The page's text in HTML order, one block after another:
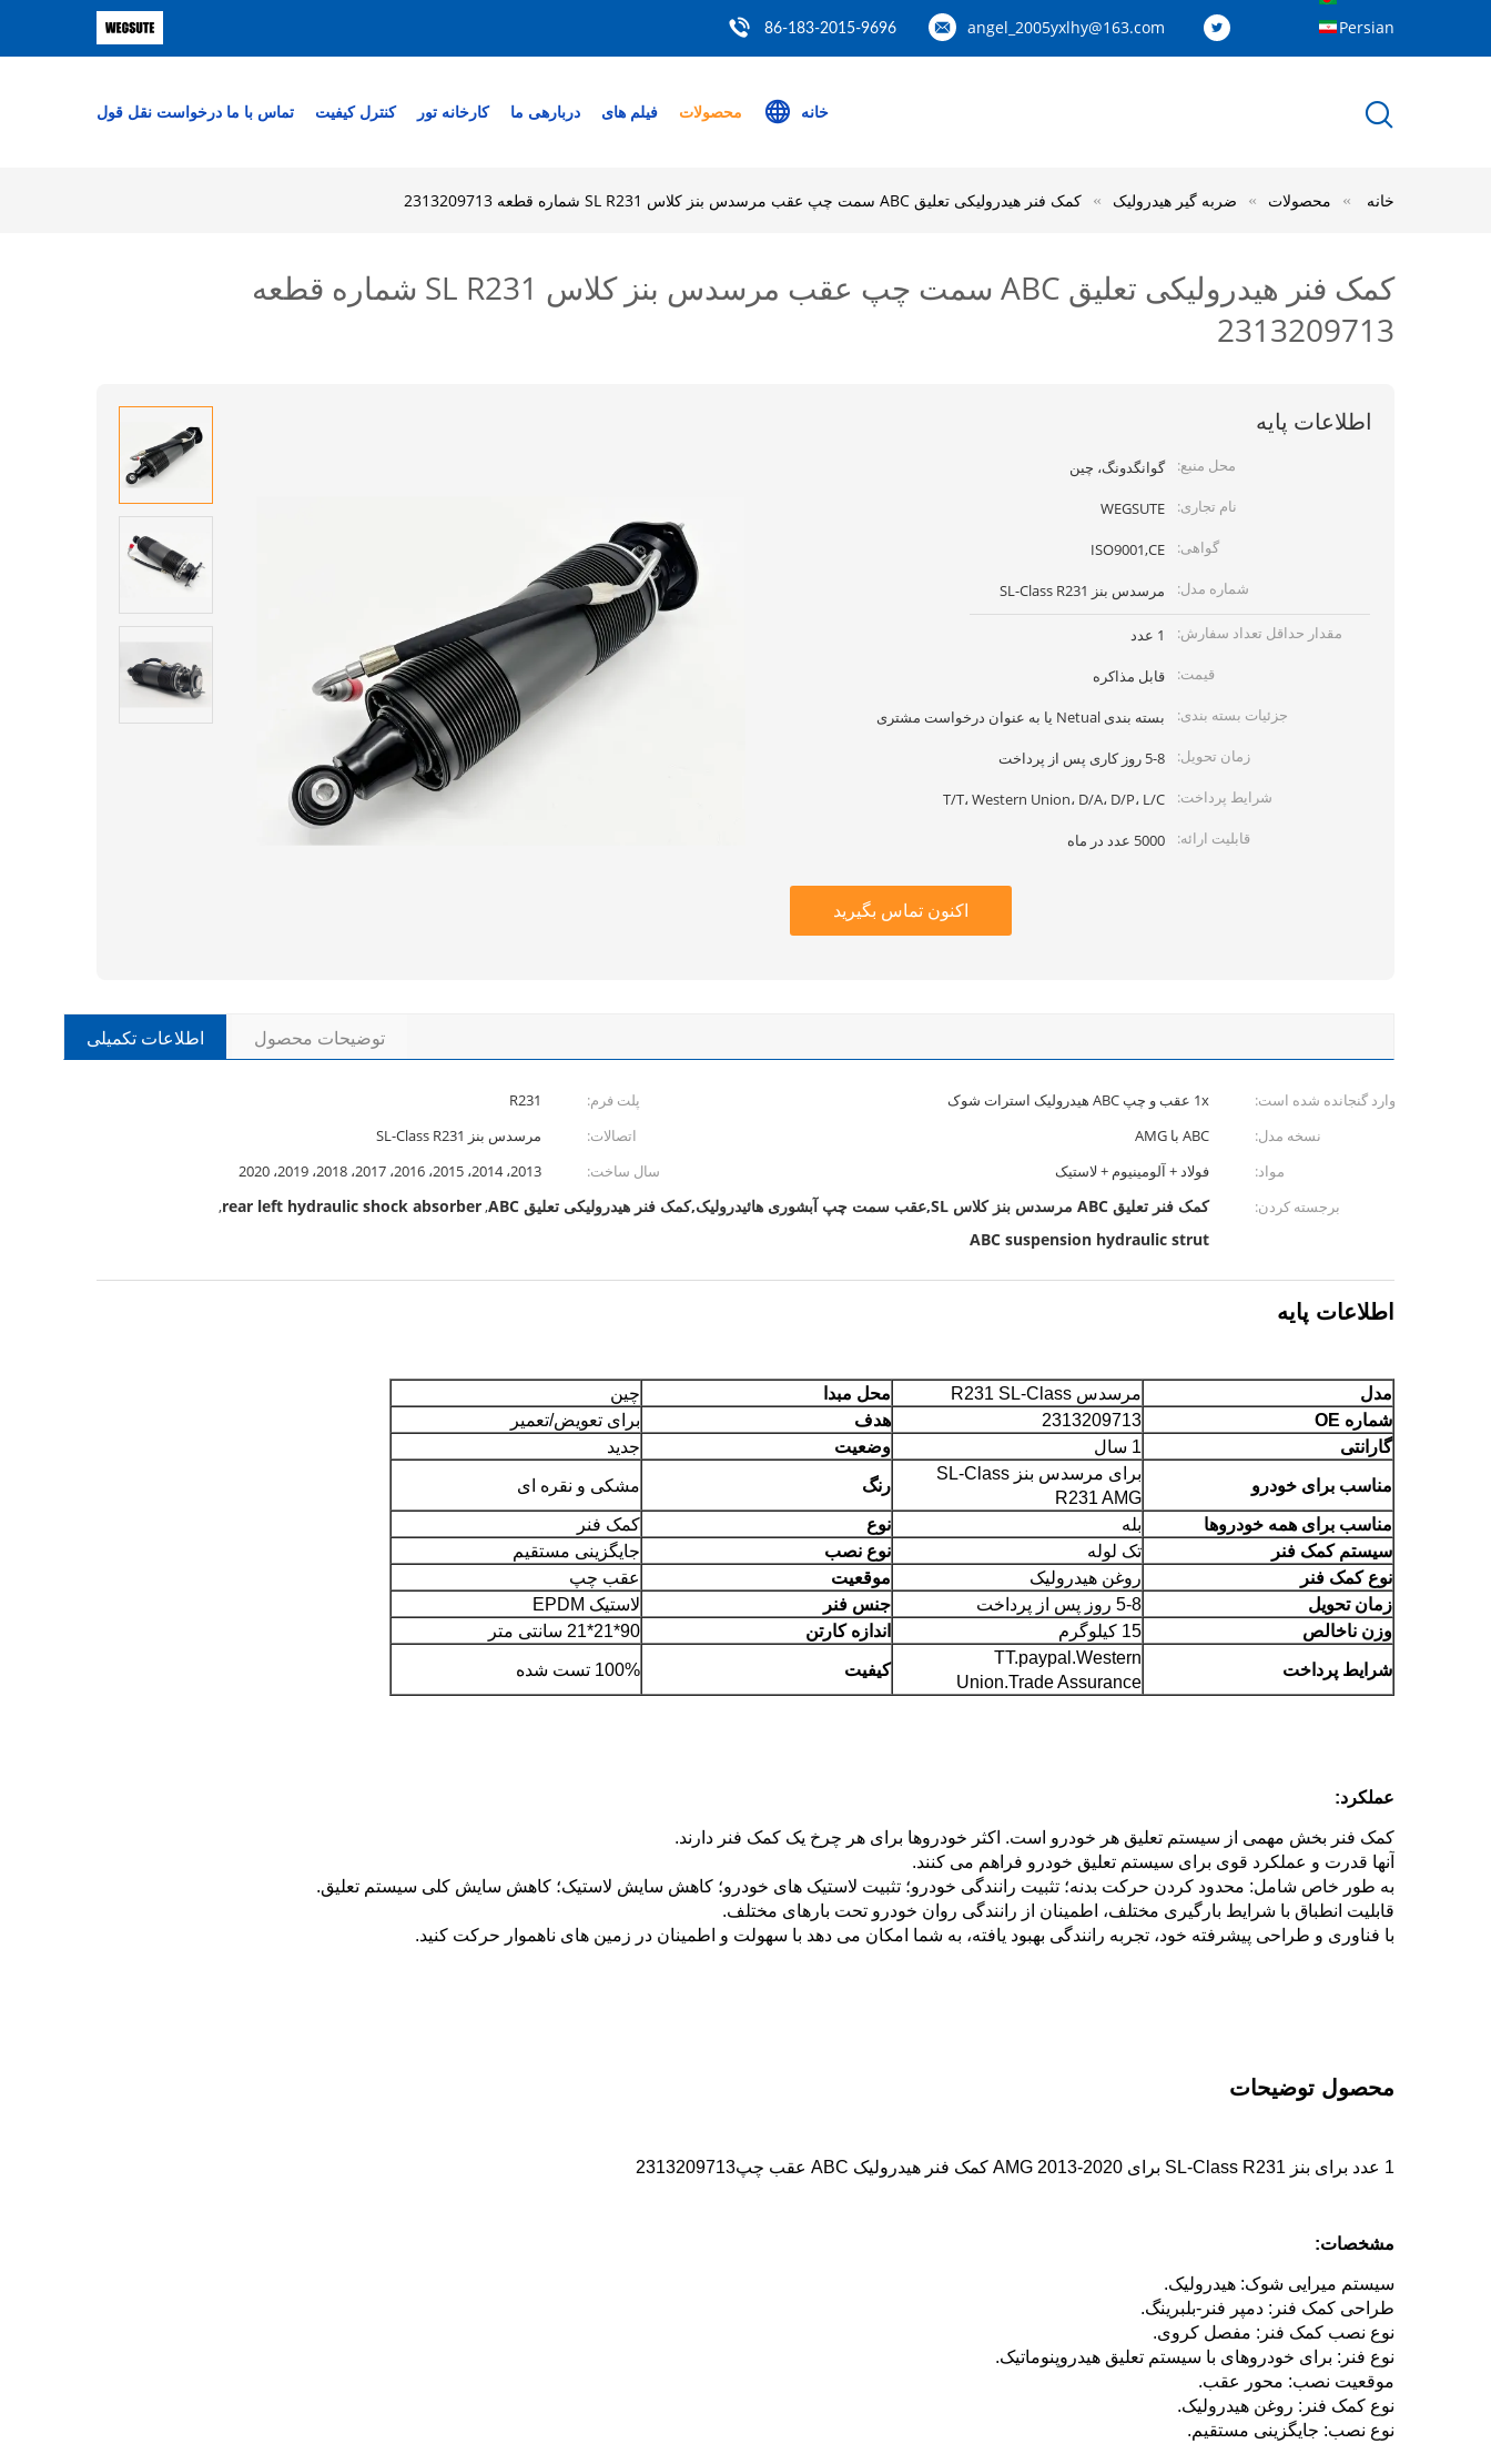
angel_2005yxlhy@163.com
86-183-2015-9696 Persian
خانه محصولات فیلم های دربارهی ما کارخانه تور کنترل کیفیت تماس با ما درخواست نقل قول
خانه محصولات ضربه گیر هیدرولیک کمک فنر هیدرولیکی تعلیق ABC سمت چپ عقب مرسدس بنز کلاس SL R231 شماره قطعه 2313209713
کمک فنر هیدرولیکی تعلیق ABC سمت چپ عقب مرسدس بنز کلاس SL R231 شماره قطعه
2313209713
اطلاعات پایه
محل منبع:
گوانگدونگ، چین
نام تجاری:
WEGSUTE
گواهی:
ISO9001,CE
شماره مدل:
مرسدس بنز SL-Class R231
مقدار حداقل تعداد سفارش:
1 عدد
قیمت:
قابل مذاکره
جزئیات بسته بندی:
بسته بندی Netual یا به عنوان درخواست مشتری
زمان تحویل:
5-8 روز کاری پس از پرداخت
شرایط پرداخت:
T/T، Western Union، D/A، D/P، L/C
قابلیت ارائه:
5000 عدد در ماه
اکنون تماس بگیرید
اطلاعات تکمیلی توضیحات محصول
موارد گنجانده شده است: 1x عقب و چپ ABC هیدرولیک استرات شوک پلت فرم:
R231
نسخه مدل:
ABC با AMG اتصالات:
مرسدس بنز SL-Class R231
مواد:
فولاد + آلومینیوم + لاستیک سال ساخت:
2013، 2014، 2015، 2016، 2017، 2018، 2019، 2020
برجسته کردن:
کمک فنر تعلیق ABC مرسدس بنز کلاس SL,عقب سمت چپ آبشوری هائیدرولیک,کمک فنر هیدرولیکی تعلیق ABC ,
rear left hydraulic shock absorber
,
ABC suspension hydraulic strut
اطلاعات پایه
مدل مرسدس R231 SL-Class محل مبدا
چین
شماره OE
2313209713 هدف
برای تعویض/تعمیر
گارانتی
1 سال وضعیت جدید
مناسب برای خودرو
برای مرسدس بنز SL-Class
R231 AMG
رنگ مشکی و نقره ای
مناسب برای همه خودروها بله نوع
کمک فنر
سیستم کمک فنر
تک لوله نوع نصب
جایگزینی مستقیم
نوع کمک فنر
روغن هیدرولیک موقعیت
عقب چپ
زمان تحویل
5-8 روز پس از پرداخت جنس فنر
لاستیک EPDM
وزن ناخالص
15 کیلوگرم اندازه کارتن 90*21*21 سانتی متر
شرایط پرداخت
TT.paypal.Western
Union.Trade Assurance
کیفیت 100% تست شده
عملکرد:
کمک فنر بخش مهمی از سیستم تعلیق هر خودرو است. اکثر خودروها برای هر چرخ یک کمک فنر دارند.
آنها قدرت و عملکرد قوی برای سیستم تعلیق خودرو فراهم می کنند.
به طور خاص شامل: محدود کردن حرکت بدنه؛ تثبیت رانندگی خودرو؛ تثبیت لاستیک های خودرو؛ کاهش سایش لاستیک؛ کاهش سایش کلی سیستم تعلیق.
قابلیت انطباق با شرایط بارگیری مختلف، اطمینان از رانندگی روان خودرو تحت بارهای مختلف.
با فناوری و طراحی پیشرفته خود، تجربه رانندگی بهبود یافته، به شما امکان می دهد با سهولت و اطمینان در زمین های ناهموار حرکت کنید.
محصول توضیحات
1 عدد برای بنز SL-Class R231 برای AMG 2013-2020 کمک فنر هیدرولیک ABC عقب چپ 2313209713
مشخصات:
سیستم میرایی شوک: هیدرولیک.
طراحی کمک فنر: دمپر فنر-بلبرینگ.
نوع نصب کمک فنر: مفصل کروی.
نوع فنر: برای خودروهای با سیستم تعلیق هیدروپنوماتیک.
موقعیت نصب: محور عقب.
نوع کمک فنر: روغن هیدرولیک.
نوع نصب: جایگزینی مستقیم.